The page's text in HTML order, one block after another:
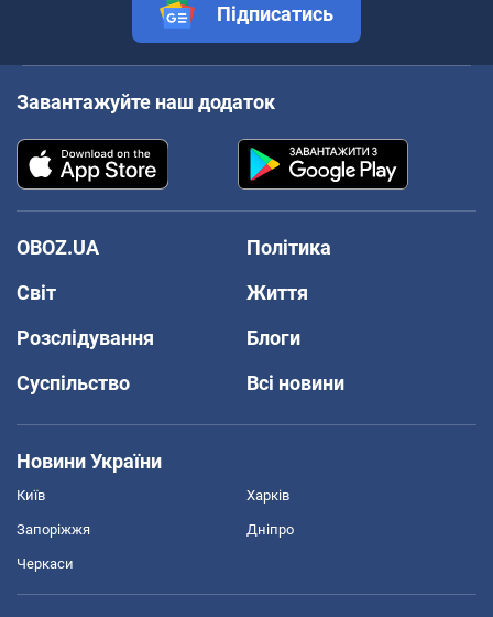
Підписатись
Завантажуйте наш додаток
OBOZ.UA
Політика
Світ
Життя
Розслідування
Блоги
Суспільство
Всі новини
Новини України
Київ Харків
Запоріжжя Дніпро
Черкаси